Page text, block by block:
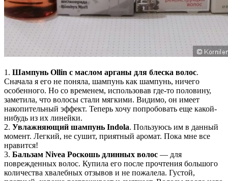
1. Шампунь Ollin с маслом арганы для блеска волос.
Сначала я его не поняла, шампунь как шампунь, ничего
особенного. Но со временем, использовав где-то половину,
заметила, что волосы стали мягкими. Видимо, он имеет
накопительный эффект. Теперь хочу попробовать еще какой-
нибудь из их линейки.
2. Увлажняющий шампунь Indola. Пользуюсь им в данный
момент. Легкий, не сушит, приятный аромат. Пока мне все
нравится!
3. Бальзам Nivea Роскошь длинных волос — для
поврежденных волос. Купила его после прочтения большого
количества хвалебных отзывов и не пожалела. Густой,